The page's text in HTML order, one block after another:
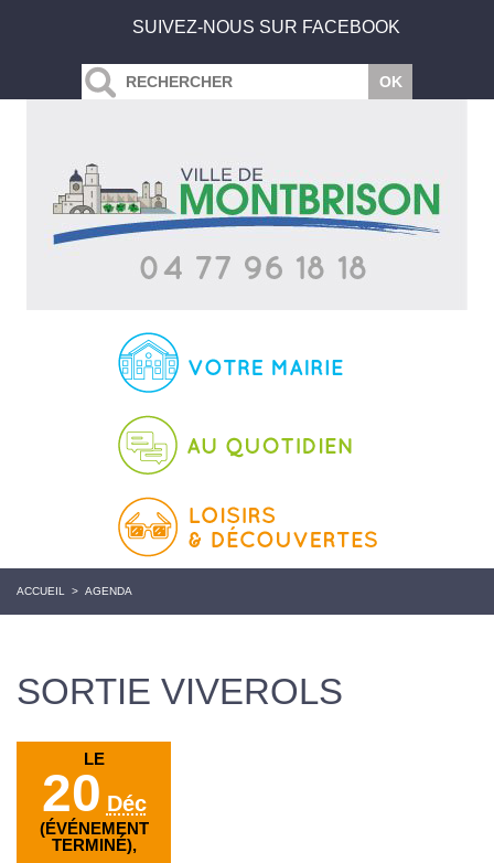
SUIVEZ-NOUS SUR FACEBOOK
ACCUEIL > AGENDA
SORTIE VIVEROLS
LE
20 Déc
(ÉVÉNEMENT
TERMINÉ),